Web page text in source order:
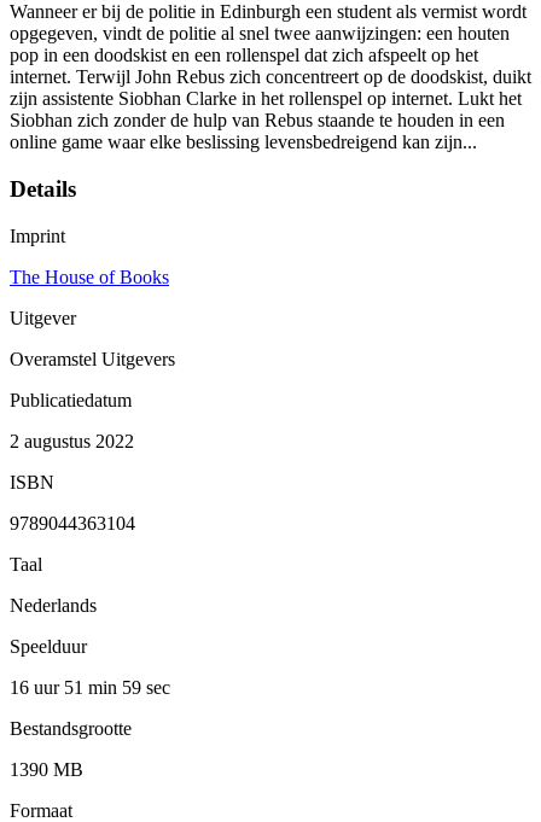
Wanneer er bij de politie in Edinburgh een student als vermist wordt
opgegeven, vindt de politie al snel twee aanwijzingen: een houten
pop in een doodskist en een rollenspel dat zich afspeelt op het
internet. Terwijl John Rebus zich concentreert op de doodskist, duikt
zijn assistente Siobhan Clarke in het rollenspel op internet. Lukt het
Siobhan zich zonder de hulp van Rebus staande te houden in een
online game waar elke beslissing levensbedreigend kan zijn...
Details
Imprint
The House of Books
Uitgever
Overamstel Uitgevers
Publicatiedatum
2 augustus 2022
ISBN
9789044363104
Taal
Nederlands
Speelduur
16 uur 51 min 59 sec
Bestandsgrootte
1390 MB
Formaat